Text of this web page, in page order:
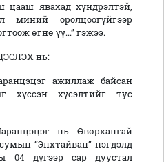
цааш явахад хүндрэлтэй,
миний оролцоогүйгээр
өгнө үү...” гэжээ.
нь:
ажиллаж байсан
хүссэн хүсэлтийг тус
нь Өвөрхангай
“Энхтайван” нэгдэлд
04 дүгээр сар дуустал